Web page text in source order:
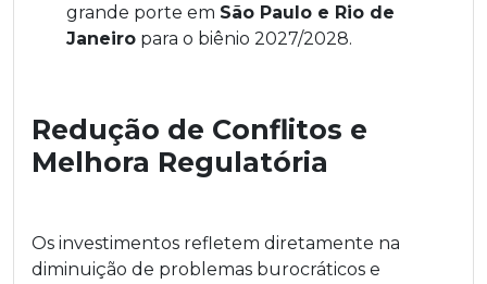
grande porte em São Paulo e Rio de
Janeiro para o biênio 2027/2028.
Redução de Conflitos e
Melhora Regulatória
Os investimentos refletem diretamente na
diminuição de problemas burocráticos e